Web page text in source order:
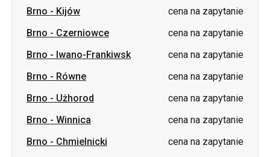
Brno - Kijów
cena na zapytanie
Brno - Czerniowce
cena na zapytanie
Brno - Iwano-Frankiwsk
cena na zapytanie
Brno - Równe
cena na zapytanie
Brno - Użhorod
cena na zapytanie
Brno - Winnica
cena na zapytanie
Brno - Chmielnicki
cena na zapytanie